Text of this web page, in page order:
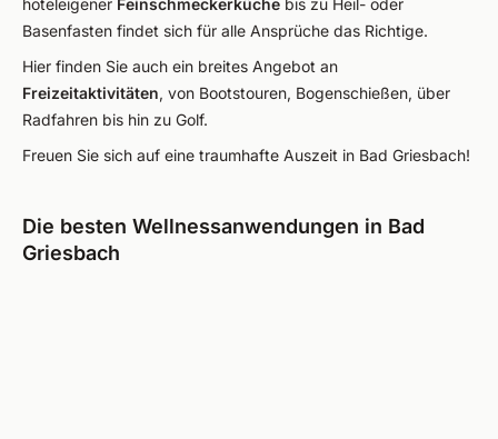
hoteleigener Feinschmeckerküche bis zu Heil- oder
Basenfasten findet sich für alle Ansprüche das Richtige.
Hier finden Sie auch ein breites Angebot an
Freizeitaktivitäten, von Bootstouren, Bogenschießen, über
Radfahren bis hin zu Golf.
Freuen Sie sich auf eine traumhafte Auszeit in Bad Griesbach!
Die besten Wellnessanwendungen in Bad
Griesbach